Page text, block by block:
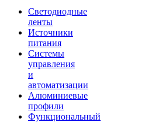
Светодиодные
ленты
Источники
питания
Системы
управления
и
автоматизации
Алюминиевые
профили
Функциональный